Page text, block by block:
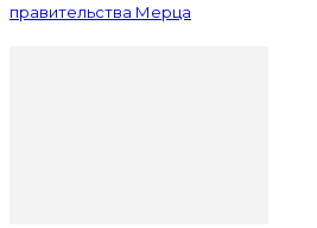
правительства Мерца